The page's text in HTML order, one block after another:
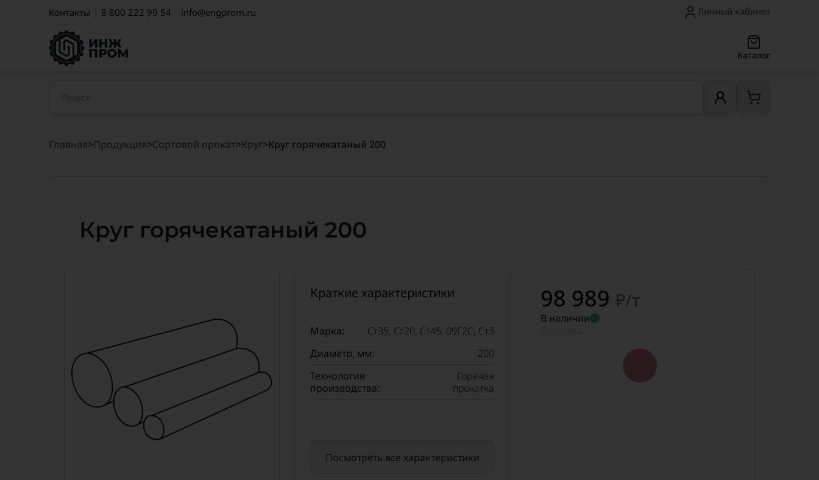
Контакты 8 800 222 99 54 info@engprom.ru Личный кабинет
Каталог
Главная>Продукция>Сортовой прокат>Круг>Круг горячекатаный 200
Круг горячекатаный 200
Краткие характеристики
Марка:
Ст35, Ст20, Ст45, 09Г2С, Ст3
Диаметр, мм:
200
Технология
производства:
Горячая
прокатка
Посмотреть все характеристики
98 989 ₽/т
В наличии